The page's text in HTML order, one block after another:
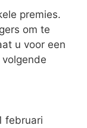
premies.
om te
u voor een
februari